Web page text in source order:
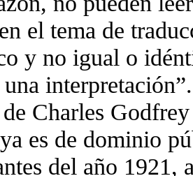
el tema de
y no igual o
de Charles
es de dominio
del año 1921,